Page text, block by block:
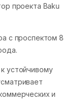
проекта Baku
с проспектом 8
устойчивому
и